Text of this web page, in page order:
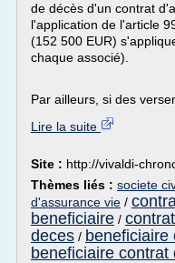
de décès d'un contrat
l'application de l'article
(152 500 EUR)
chaque associé).
Par ailleurs, si des
Lire la suite
Site : http://vivaldi-
Thèmes liés : societe
d'assurance vie /
beneficiaire /
deces / beneficiaire
beneficiaire